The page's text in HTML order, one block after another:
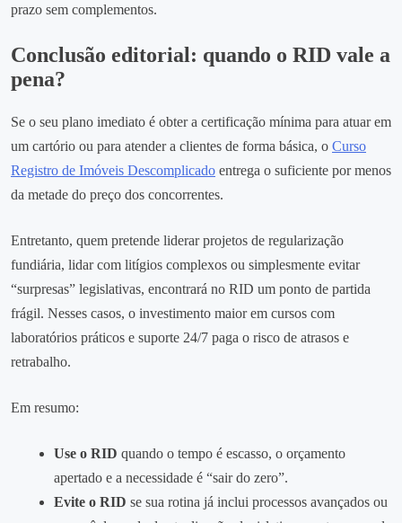
prazo sem complementos.
Conclusão editorial: quando o RID vale a
pena?
Se o seu plano imediato é obter a certificação mínima para atuar em
um cartório ou para atender a clientes de forma básica, o Curso
Registro de Imóveis Descomplicado entrega o suficiente por menos
da metade do preço dos concorrentes.
Entretanto, quem pretende liderar projetos de regularização
fundiária, lidar com litígios complexos ou simplesmente evitar
“surpresas” legislativas, encontrará no RID um ponto de partida
frágil. Nesses casos, o investimento maior em cursos com
laboratórios práticos e suporte 24/7 paga o risco de atrasos e
retrabalho.
Em resumo:
Use o RID quando o tempo é escasso, o orçamento
apertado e a necessidade é “sair do zero”.
Evite o RID se sua rotina já inclui processos avançados ou